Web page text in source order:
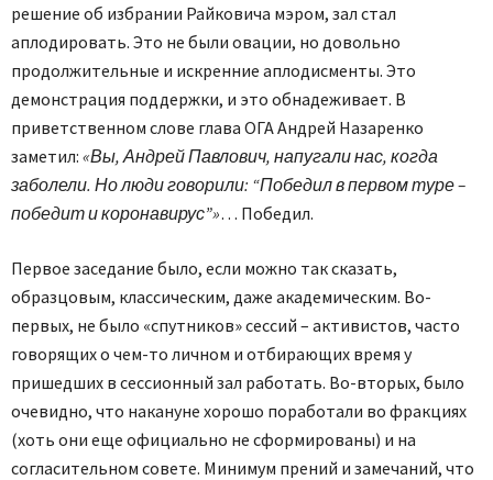
решение об избрании Райковича мэром, зал стал
аплодировать. Это не были овации, но довольно
продолжительные и искренние аплодисменты. Это
демонстрация поддержки, и это обнадеживает. В
приветственном слове глава ОГА Андрей Назаренко
заметил: «Вы, Андрей Павлович, напугали нас, когда
заболели. Но люди говорили: “Победил в первом туре –
победит и коронавирус”»… Победил.
Первое заседание было, если можно так сказать,
образцовым, классическим, даже академическим. Во-
первых, не было «спутников» сессий – активистов, часто
говорящих о чем-то личном и отбирающих время у
пришедших в сессионный зал работать. Во-вторых, было
очевидно, что накануне хорошо поработали во фракциях
(хоть они еще официально не сформированы) и на
согласительном совете. Минимум прений и замечаний, что